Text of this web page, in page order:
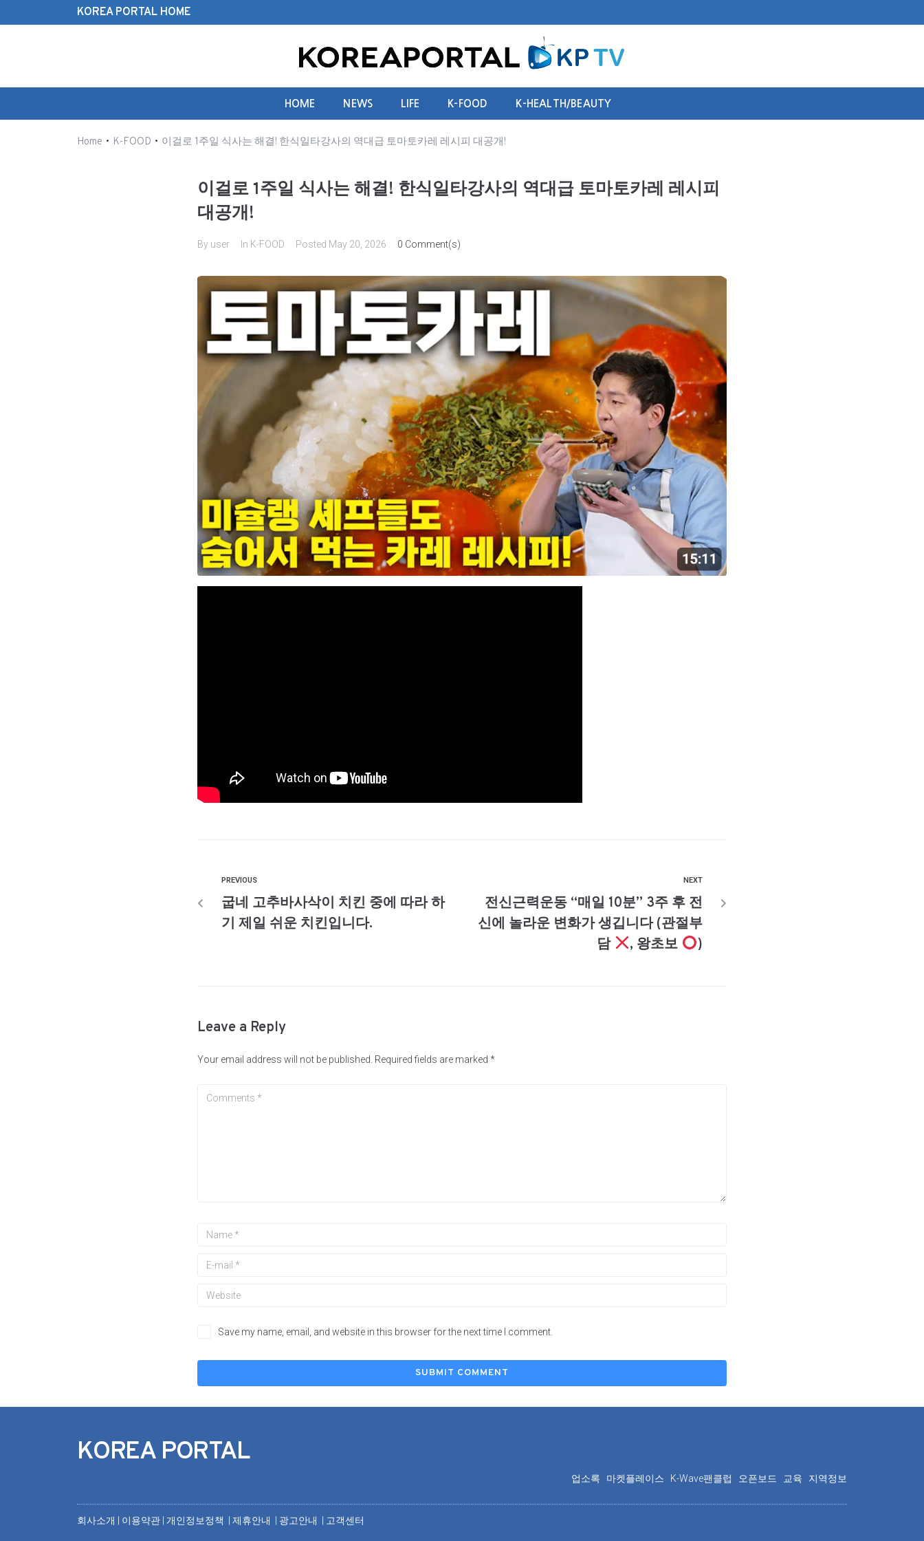
KOREA PORTAL HOME
HOME NEWS LIFE K-FOOD K-HEALTH/BEAUTY
Home • K-FOOD • 이걸로 1주일 식사는 해결! 한식일타강사의 역대급 토마토카레 레시피 대공개!
이걸로 1주일 식사는 해결! 한식일타강사의 역대급 토마토카레 레시피
대공개!
By user In K-FOOD Posted May 20, 2026 0 Comment(s)
PREVIOUS
굽네 고추바사삭이 치킨 중에 따라 하
기 제일 쉬운 치킨입니다.
NEXT
전신근력운동 “매일 10분” 3주 후 전
신에 놀라운 변화가 생깁니다 (관절부
담
, 왕초보 )
Leave a Reply
Your email address will not be published. Required fields are marked *
Save my name, email, and website in this browser for the next time I comment.
KOREA PORTAL
업소록 마켓플레이스 K-Wave팬클럽 오픈보드 교육 지역정보
회사소개 이용약관 개인정보정책 | 제휴안내 | 광고안내 고객센터